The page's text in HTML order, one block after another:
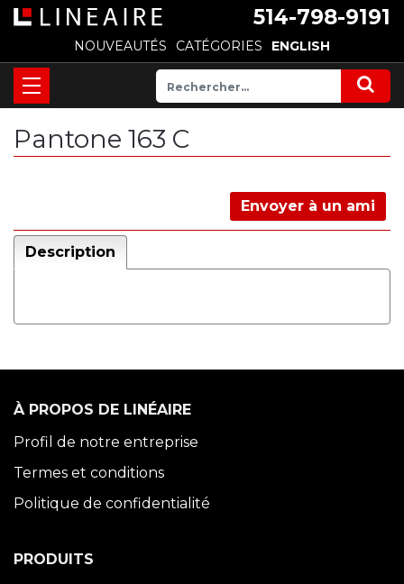
514-798-9191
NOUVEAUTÉS CATÉGORIES ENGLISH
Pantone 163 C
Envoyer à un ami
Description
À PROPOS DE LINÉAIRE
Profil de notre entreprise
Termes et conditions
Politique de confidentialité
PRODUITS